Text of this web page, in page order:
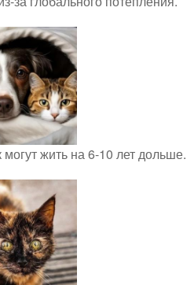
жить на 6-10 лет дольше.